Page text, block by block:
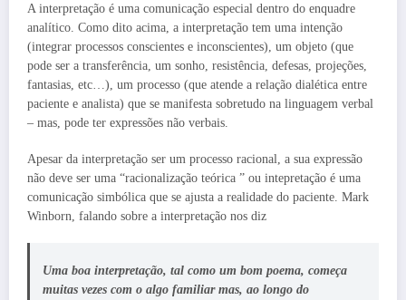
A interpretação é uma comunicação especial dentro do enquadre
analítico. Como dito acima, a interpretação tem uma intenção
(integrar processos conscientes e inconscientes), um objeto (que
pode ser a transferência, um sonho, resistência, defesas, projeções,
fantasias, etc…), um processo (que atende a relação dialética entre
paciente e analista) que se manifesta sobretudo na linguagem verbal
– mas, pode ter expressões não verbais.
Apesar da interpretação ser um processo racional, a sua expressão
não deve ser uma “racionalização teórica ” ou intepretação é uma
comunicação simbólica que se ajusta a realidade do paciente. Mark
Winborn, falando sobre a interpretação nos diz
Uma boa interpretação, tal como um bom poema, começa
muitas vezes com o algo familiar mas, ao longo do